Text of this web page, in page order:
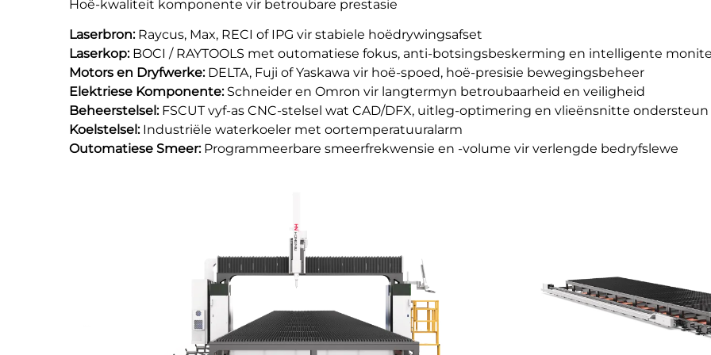
Hoë-kwaliteit komponente vir betroubare prestasie
Laserbron: Raycus, Max, RECI of IPG vir stabiele hoëdrywingsafset
Laserkop: BOCI / RAYTOOLS met outomatiese fokus, anti-botsingsbeskerming en intelligente
Motors en Dryfwerke: DELTA, Fuji of Yaskawa vir hoë-spoed, hoë-presisie bewegingsbeheer
Elektriese Komponente: Schneider en Omron vir langtermyn betroubaarheid en veiligheid
Beheerstelsel: FSCUT vyf-as CNC-stelsel wat CAD/DFX, uitleg-optimering en vlieënsnitte ondersteun
Koelstelsel: Industriële waterkoeler met oortemperatuuralarm
Outomatiese Smeer: Programmeerbare smeerfrekwensie en -volume vir verlengde bedryfslewe